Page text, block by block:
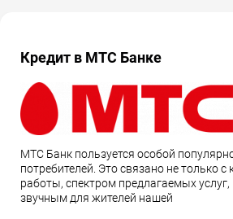
Кредит в МТС Банке
МТС Банк пользуется особой
потребителей. Это связано не только с
работы, спектром предлагаемых услуг,
звучным для жителей нашей